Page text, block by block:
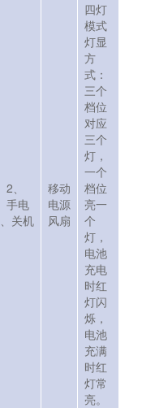
2、
手电
关机
移动
电源
风扇
四灯
模式
灯显
方
式：
三个
档位
对应
三个
灯，
一个
档位
亮一
个
灯，
电池
充电
时红
灯闪
烁，
电池
充满
时红
灯常
亮。